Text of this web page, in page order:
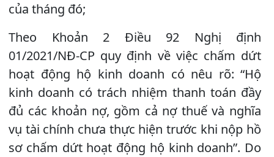
của tháng đó;
Theo Khoản 2 Điều 92 Nghị định
01/2021/NĐ-CP quy định về việc chấm dứt
hoạt động hộ kinh doanh có nêu rõ: “Hộ
kinh doanh có trách nhiệm thanh toán đầy
đủ các khoản nợ, gồm cả nợ thuế và nghĩa
vụ tài chính chưa thực hiện trước khi nộp hồ
sơ chấm dứt hoạt động hộ kinh doanh”. Do